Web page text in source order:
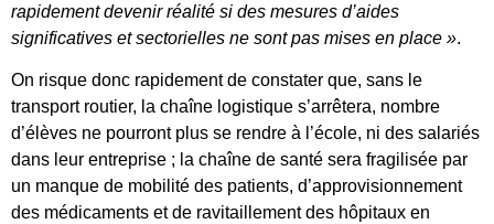
rapidement devenir réalité si des mesures d’aides
significatives et sectorielles ne sont pas mises en place ».
On risque donc rapidement de constater que, sans le
transport routier, la chaîne logistique s’arrêtera, nombre
d’élèves ne pourront plus se rendre à l’école, ni des salariés
dans leur entreprise ; la chaîne de santé sera fragilisée par
un manque de mobilité des patients, d’approvisionnement
des médicaments et de ravitaillement des hôpitaux en